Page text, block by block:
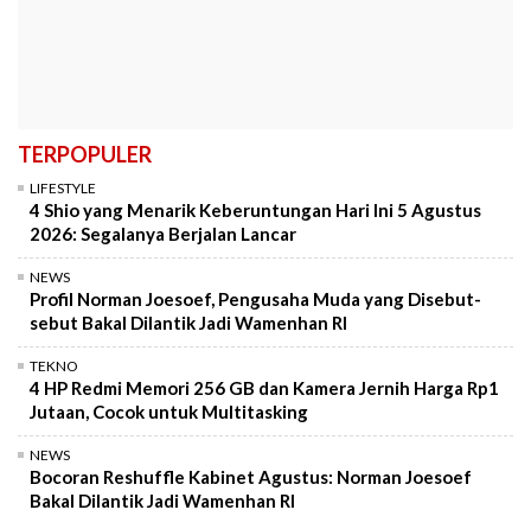
TERPOPULER
LIFESTYLE
4 Shio yang Menarik Keberuntungan Hari Ini 5 Agustus
2026: Segalanya Berjalan Lancar
NEWS
Profil Norman Joesoef, Pengusaha Muda yang Disebut-
sebut Bakal Dilantik Jadi Wamenhan RI
TEKNO
4 HP Redmi Memori 256 GB dan Kamera Jernih Harga Rp1
Jutaan, Cocok untuk Multitasking
NEWS
Bocoran Reshuffle Kabinet Agustus: Norman Joesoef
Bakal Dilantik Jadi Wamenhan RI